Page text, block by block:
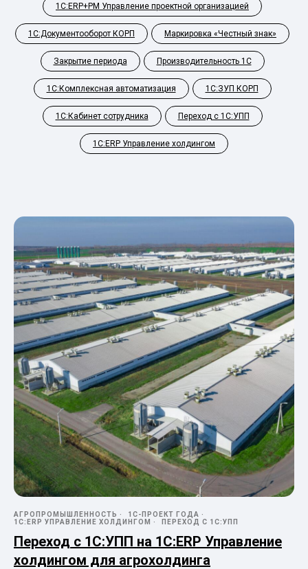
1С:ERP+PM Управление проектной организацией
1С:Документооборот КОРП Маркировка «Честный знак»
Закрытие периода Производительность 1С
1С:Комплексная автоматизация 1С:ЗУП КОРП
1С:Кабинет сотрудника Переход с 1С:УПП
1С:ERP Управление холдингом
АГРОПРОМЫШЛЕННОСТЬ
1С-ПРОЕКТ ГОДА
1С:ERP УПРАВЛЕНИЕ ХОЛДИНГОМ
ПЕРЕХОД С 1С:УПП
Переход с 1С:УПП на 1С:ERP Управление
холдингом для агрохолдинга